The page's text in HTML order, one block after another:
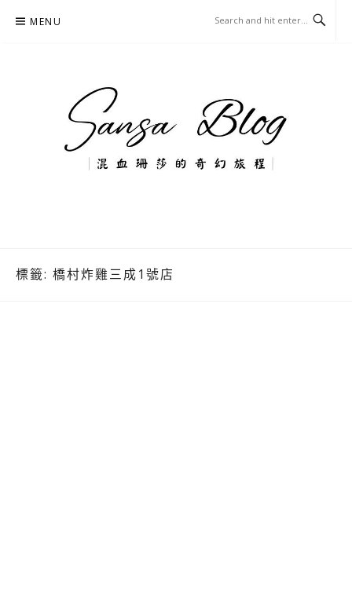
MENU
標籤: 橋村炸雞三成1號店